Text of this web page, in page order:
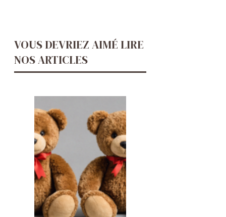
VOUS DEVRIEZ AIMÉ LIRE
NOS ARTICLES